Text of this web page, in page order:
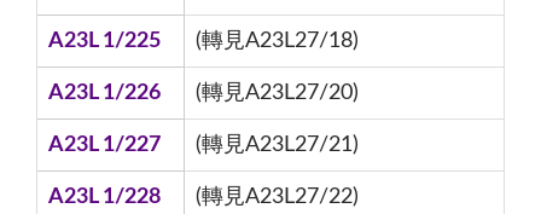
A23L 1/225 (轉見A23L27/18)
A23L 1/226 (轉見A23L27/20)
A23L 1/227 (轉見A23L27/21)
A23L 1/228 (轉見A23L27/22)